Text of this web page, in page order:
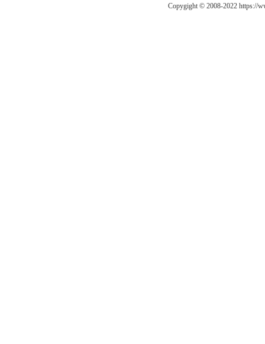
Copygight © 2008-2022 https://